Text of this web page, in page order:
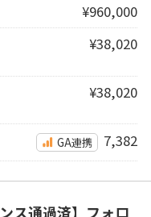
¥960,000
¥38,020
¥38,020
GA連携 7,382
ス通過済】フォロ